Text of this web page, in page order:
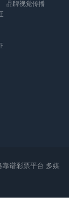
品牌视觉传播
靠谱彩票平台 多媒